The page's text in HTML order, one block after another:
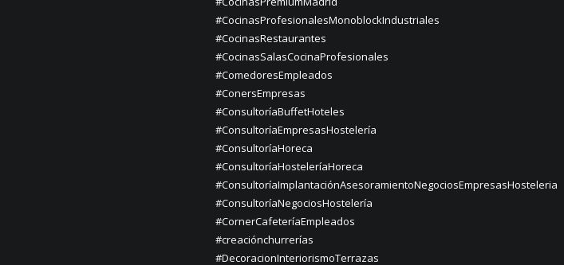
#CocinasProfesionalesMonoblockIndustriales
#CocinasRestaurantes
#CocinasSalasCocinaProfesionales
#ComedoresEmpleados
#ConersEmpresas
#ConsultoríaBuffetHoteles
#ConsultoríaEmpresasHostelería
#ConsultoríaHoreca
#ConsultoríaHosteleríaHoreca
#ConsultoríaImplantaciónAsesoramientoNegociosEmpresasHosteleria
#ConsultoríaNegociosHostelería
#CornerCafeteríaEmpleados
#creaciónchurrerías
#DecoracionInteriorismoTerrazas